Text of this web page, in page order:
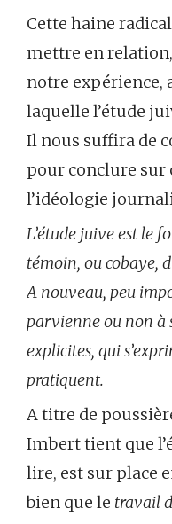
Cette haine
mettre en
notre expérience,
laquelle l’étude
Il nous suffira de
pour conclure sur
l’idéologie
L’étude juive est le
témoin, ou cobaye,
A nouveau, peu
parvienne ou non à
explicites, qui
pratiquent.
A titre de
Imbert tient que
lire, est sur place
bien que le travail